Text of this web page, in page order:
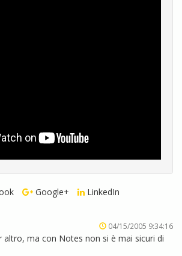
Google+ LinkedIn
04/15/2005 9:34:16
altro, ma con Notes non si è mai sicuri di